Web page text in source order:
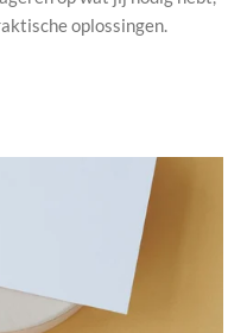
oplossingen.